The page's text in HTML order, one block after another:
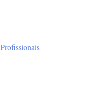
Profissionais